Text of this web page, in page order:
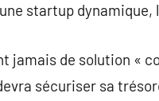
une startup
jamais de solution «
sécuriser sa